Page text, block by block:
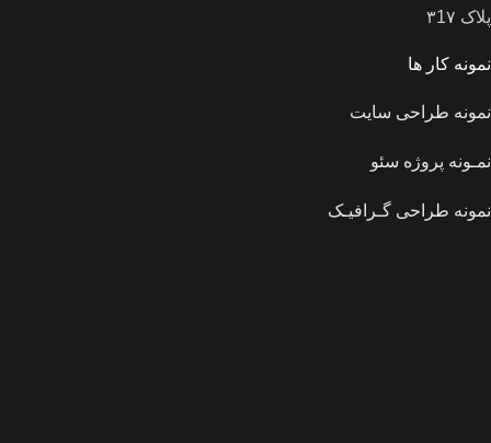
پلاک ۳1۷
نمونه کار ها
نمونه طراحی سایت
نمـونه پروژه سئو
نمونه طراحی گـرافیـک